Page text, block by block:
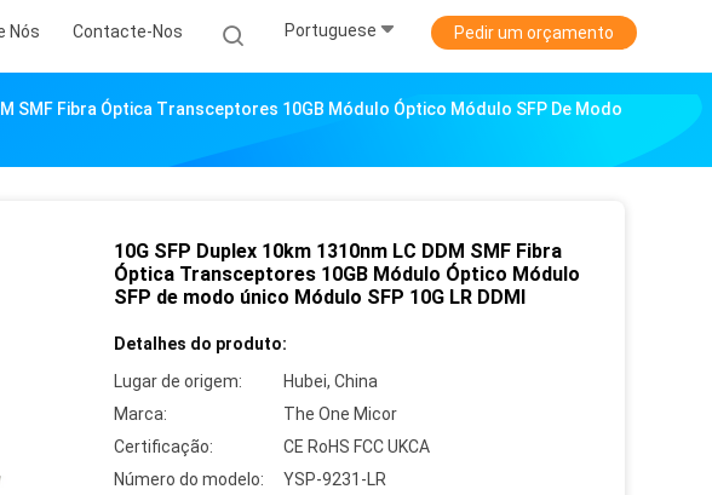
Nós Contacte-Nos Portuguese Pedir um orçamento
SMF Fibra Óptica Transceptores 10GB Módulo Óptico Módulo SFP De Modo
10G SFP Duplex 10km 1310nm LC DDM SMF Fibra
Óptica Transceptores 10GB Módulo Óptico Módulo
SFP de modo único Módulo SFP 10G LR DDMI
Detalhes do produto:
Lugar de origem:
Hubei, China
Marca:
The One Micor
Certificação:
CE RoHS FCC UKCA
Número do modelo:
YSP-9231-LR